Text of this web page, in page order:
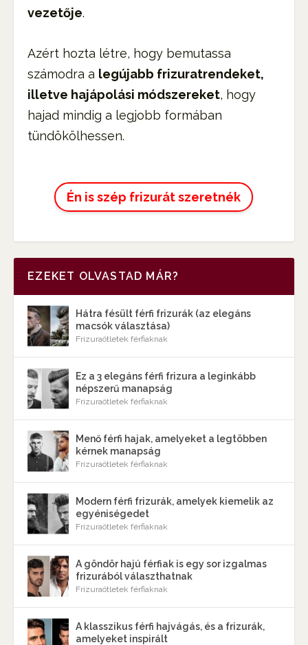
vezetője.
Azért hozta létre, hogy bemutassa
számodra a legújabb frizuratrendeket,
illetve hajápolási módszereket, hogy
hajad mindig a legjobb formában
tündökölhessen.
Én is szép frizurát szeretnék
EZEKET OLVASTAD MÁR?
Hátra fésült férfi frizurák (az elegáns
macsók választása)
Frizuraötletek férfiaknak
Ez a 3 elegáns férfi frizura a leginkább
népszerű manapság
Frizuraötletek férfiaknak
Menő férfi hajak, amelyeket a legtöbben
kérnek manapság
Frizuraötletek férfiaknak
Modern férfi frizurák, amelyek kiemelik az
egyéniségedet
Frizuraötletek férfiaknak
A göndör hajú férfiak is egy sor izgalmas
frizurából választhatnak
Frizuraötletek férfiaknak
A klasszikus férfi hajvágás, és a frizurák,
amelyeket inspirált